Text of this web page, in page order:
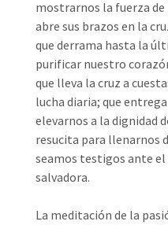
mostrarnos la fuerza de
abre sus brazos en la
que derrama hasta la
purificar nuestro
que lleva la cruz a
lucha diaria; que
elevarnos a la dignidad
resucita para llenarnos
seamos testigos ante el
salvadora.
La meditación de la